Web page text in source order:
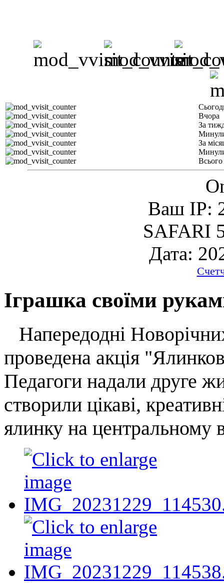
Вчора
За
За
Всього
Ваш IP:
SAFARI
Дата:
Іграшка своїми
Напередодні
проведена акція
Педагоги надали друге
створили цікаві,
ялинку на центральному